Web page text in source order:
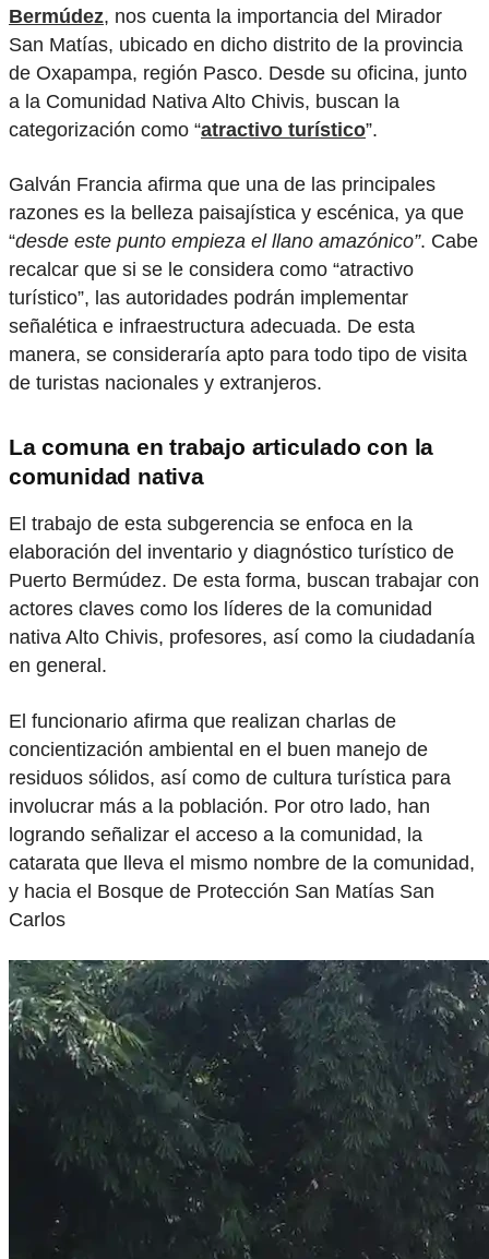
Bermúdez, nos cuenta la importancia del Mirador
San Matías, ubicado en dicho distrito de la provincia
de Oxapampa, región Pasco. Desde su oficina, junto
a la Comunidad Nativa Alto Chivis, buscan la
categorización como “atractivo turístico”.
Galván Francia afirma que una de las principales
razones es la belleza paisajística y escénica, ya que
“desde este punto empieza el llano amazónico”. Cabe
recalcar que si se le considera como “atractivo
turístico”, las autoridades podrán implementar
señalética e infraestructura adecuada. De esta
manera, se consideraría apto para todo tipo de visita
de turistas nacionales y extranjeros.
La comuna en trabajo articulado con la
comunidad nativa
El trabajo de esta subgerencia se enfoca en la
elaboración del inventario y diagnóstico turístico de
Puerto Bermúdez. De esta forma, buscan trabajar con
actores claves como los líderes de la comunidad
nativa Alto Chivis, profesores, así como la ciudadanía
en general.
El funcionario afirma que realizan charlas de
concientización ambiental en el buen manejo de
residuos sólidos, así como de cultura turística para
involucrar más a la población. Por otro lado, han
logrando señalizar el acceso a la comunidad, la
catarata que lleva el mismo nombre de la comunidad,
y hacia el Bosque de Protección San Matías San
Carlos